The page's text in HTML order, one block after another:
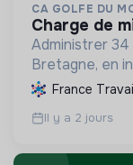
CA GOLFE DU
charge de
Administrer
Bretagne, en
sociale par
durables et le
France Travail
Il y a 2 jours